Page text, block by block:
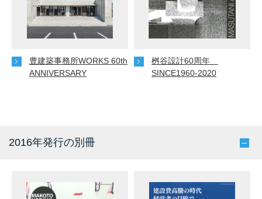
豊建築事務所WORKS 60th
ANNIVERSARY
桝谷設計60周年
SINCE1960-2020
2016年発行の別冊